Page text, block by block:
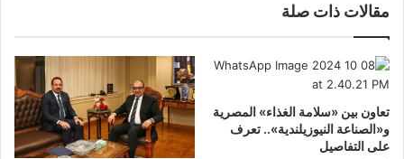
مقالات ذات صلة
تعاون بين «سلامة الغذاء» المصرية
و«الصناعة النيوزيلندية».. تعرف
على التفاصيل